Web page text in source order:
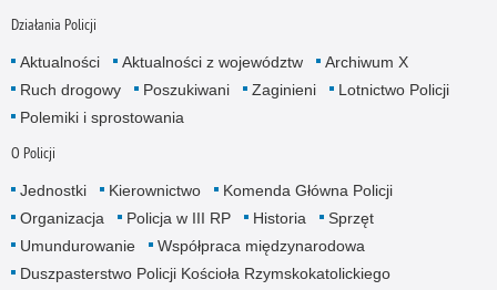
Działania Policji
Aktualności Aktualności z województw
Archiwum X
Ruch drogowy
Poszukiwani Zaginieni
Lotnictwo Policji
Polemiki i sprostowania
O Policji
Jednostki Kierownictwo
Komenda Główna Policji
Organizacja
Policja w III RP Historia
Sprzęt
Umundurowanie
Współpraca międzynarodowa
Duszpasterstwo Policji Kościoła Rzymskokatolickiego